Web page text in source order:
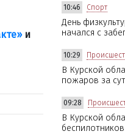
и
10:46 Спорт
День
начался с
10:29
В Курской
пожаров за
09:28
В Курской